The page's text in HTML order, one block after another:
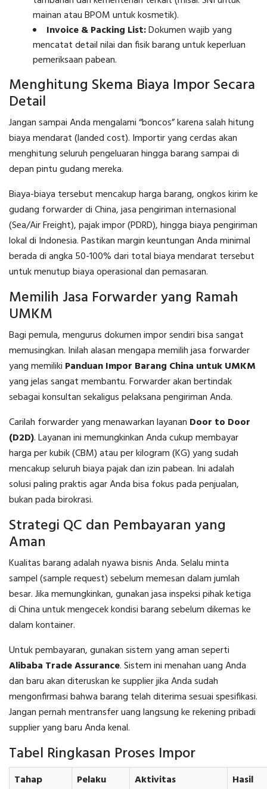
mainan atau BPOM untuk kosmetik).
Invoice & Packing List:Dokumen wajib yang
mencatat detail nilai dan fisik barang untuk keperluan
pemeriksaan pabean.
Menghitung Skema Biaya Impor Secara
Detail
Jangan sampai Anda mengalami “boncos” karena salah hitung
biaya mendarat (landed cost). Importir yang cerdas akan
menghitung seluruh pengeluaran hingga barang sampai di
depan pintu gudang mereka.
Biaya-biaya tersebut mencakup harga barang, ongkos kirim ke
gudang forwarder di China, jasa pengiriman internasional
(Sea/Air Freight), pajak impor (PDRD), hingga biaya pengiriman
lokal di Indonesia. Pastikan margin keuntungan Anda minimal
berada di angka 50-100% dari total biaya mendarat tersebut
untuk menutup biaya operasional dan pemasaran.
Memilih Jasa Forwarder yang Ramah
UMKM
Bagi pemula, mengurus dokumen impor sendiri bisa sangat
memusingkan. Inilah alasan mengapa memilih jasa forwarder
yang memiliki Panduan Impor Barang China untuk UMKM
yang jelas sangat membantu. Forwarder akan bertindak
sebagai konsultan sekaligus pelaksana pengiriman Anda.
Carilah forwarder yang menawarkan layanan Door to Door
(D2D). Layanan ini memungkinkan Anda cukup membayar
harga per kubik (CBM) atau per kilogram (KG) yang sudah
mencakup seluruh biaya pajak dan izin pabean. Ini adalah
solusi paling praktis agar Anda bisa fokus pada penjualan,
bukan pada birokrasi.
Strategi QC dan Pembayaran yang
Aman
Kualitas barang adalah nyawa bisnis Anda. Selalu minta
sampel (sample request) sebelum memesan dalam jumlah
besar. Jika memungkinkan, gunakan jasa inspeksi pihak ketiga
di China untuk mengecek kondisi barang sebelum dikemas ke
dalam kontainer.
Untuk pembayaran, gunakan sistem yang aman seperti
Alibaba Trade Assurance. Sistem ini menahan uang Anda
dan baru akan diteruskan ke supplier jika Anda sudah
mengonfirmasi bahwa barang telah diterima sesuai spesifikasi.
Jangan pernah mentransfer uang langsung ke rekening pribadi
supplier yang baru Anda kenal.
Tabel Ringkasan Proses Impor
Tahap Pelaku Aktivitas Hasil